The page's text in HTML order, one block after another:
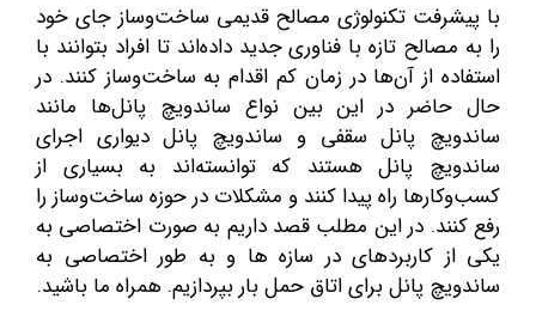
با پیشرفت تکنولوژی مصالح قدیمی ساخت‌وساز جای خود
را به مصالح تازه با فناوری جدید داده‌اند تا افراد بتوانند با
استفاده از آن‌ها در زمان کم اقدام به ساخت‌وساز کنند. در
حال حاضر در این بین نواع ساندویچ پانل‌ها مانند
ساندویچ پانل سقفی و ساندویچ پانل دیواری اجرای
ساندویچ پانل هستند که توانسته‌اند به بسیاری از
کسب‌وکارها راه پیدا کنند و مشکلات در حوزه ساخت‌وساز را
رفع کنند. در این مطلب قصد داریم به صورت اختصاصی به
یکی از کاربردهایدر سازه ها و به طور اختصاصی به
ساندویچ پانل برای اتاق حمل باربپردازیم. همراه ما باشید.